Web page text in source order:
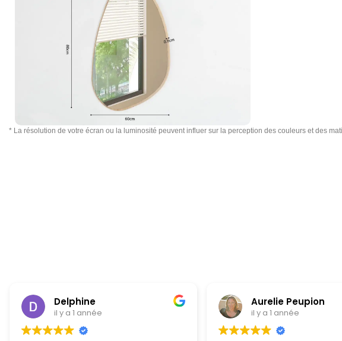
* La résolution de votre écran ou la luminosité peuvent influer sur la perception des couleurs et des
Delphine
il y a 1 année
Aurelie Peupion
il y a 1 année